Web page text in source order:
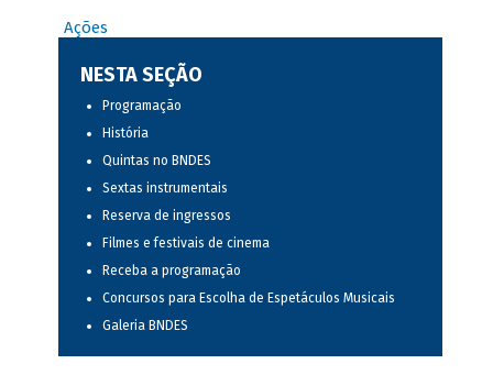
Ações
NESTA SEÇÃO
Programação
História
Quintas no BNDES
Sextas instrumentais
Reserva de ingressos
Filmes e festivais de cinema
Receba a programação
Concursos para Escolha de Espetáculos Musicais
Galeria BNDES